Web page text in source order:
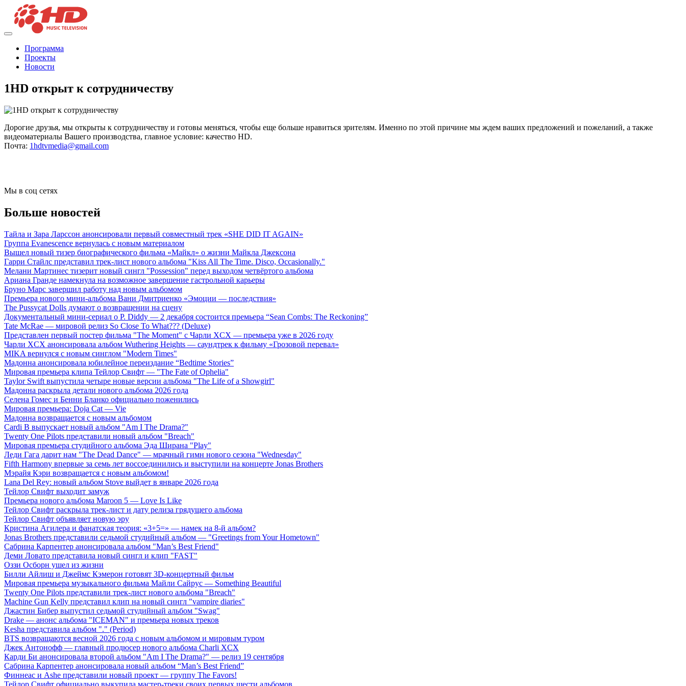
Программа
Проекты
Новости
1HD открыт к сотрудничеству
Дорогие друзья, мы открыты к сотрудничеству и готовы меняться, чтобы еще больше нравиться зрителям. Именно по этой причине мы ждем ваших предложений и пожеланий, а также
видеоматериалы Вашего производства, главное условие: качество HD.
Почта: 1hdtvmedia@gmail.com
Мы в соц сетях
Больше новостей
Тайла и Зара Ларссон анонсировали первый совместный трек «SHE DID IT AGAIN»
Группа Evanescence вернулась с новым материалом
Вышел новый тизер биографического фильма «Майкл» о жизни Майкла Джексона
Гарри Стайлс представил трек-лист нового альбома "Kiss All The Time. Disco, Occasionally."
Мелани Мартинес тизерит новый сингл "Possession" перед выходом четвёртого альбома
Ариана Гранде намекнула на возможное завершение гастрольной карьеры
Бруно Марс завершил работу над новым альбомом
Премьера нового мини-альбома Вани Дмитриенко «Эмоции — последствия»
The Pussycat Dolls думают о возвращении на сцену
Документальный мини-сериал о P. Diddy — 2 декабря состоится премьера “Sean Combs: The Reckoning”
Tate McRae — мировой релиз So Close To What??? (Deluxe)
Представлен первый постер фильма "The Moment" с Чарли XCX — премьера уже в 2026 году
Чарли XCX анонсировала альбом Wuthering Heights — саундтрек к фильму «Грозовой перевал»
MIKA вернулся с новым синглом "Modern Times"
Мадонна анонсировала юбилейное переиздание “Bedtime Stories”
Мировая премьера клипа Тейлор Свифт — "The Fate of Ophelia"
Taylor Swift выпустила четыре новые версии альбома "The Life of a Showgirl"
Мадонна раскрыла детали нового альбома 2026 года
Селена Гомес и Бенни Бланко официально поженились
Мировая премьера: Doja Cat — Vie
Мадонна возвращается с новым альбомом
Cardi B выпускает новый альбом "Am I The Drama?"
Twenty One Pilots представили новый альбом "Breach"
Мировая премьера студийного альбома Эда Ширана "Play"
Леди Гага дарит нам "The Dead Dance" — мрачный гимн нового сезона "Wednesday"
Fifth Harmony впервые за семь лет воссоединились и выступили на концерте Jonas Brothers
Мэрайя Кэри возвращается с новым альбомом!
Lana Del Rey: новый альбом Stove выйдет в январе 2026 года
Тейлор Свифт выходит замуж
Премьера нового альбома Maroon 5 — Love Is Like
Тейлор Свифт раскрыла трек-лист и дату релиза грядущего альбома
Тейлор Свифт объявляет новую эру
Кристина Агилера и фанатская теория: «3+5=» — намек на 8-й альбом?
Jonas Brothers представили седьмой студийный альбом — "Greetings from Your Hometown"
Сабрина Карпентер анонсировала альбом "Man’s Best Friend"
Деми Ловато представила новый сингл и клип "FAST"
Оззи Осборн ушел из жизни
Билли Айлиш и Джеймс Кэмерон готовят 3D-концертный фильм
Мировая премьера музыкального фильма Майли Сайрус — Something Beautiful
Twenty One Pilots представили трек-лист нового альбома "Breach"
Machine Gun Kelly представил клип на новый сингл "vampire diaries"
Джастин Бибер выпустил седьмой студийный альбом "Swag"
Drake — анонс альбома "ICEMAN" и премьера новых треков
Kesha представила альбом "." (Period)
BTS возвращаются весной 2026 года с новым альбомом и мировым туром
Джек Антонофф — главный продюсер нового альбома Charli XCX
Карди Би анонсировала второй альбом "Am I The Drama?" — релиз 19 сентября
Сабрина Карпентер анонсировала новый альбом “Man’s Best Friend”
Финнеас и Ashe представили новый проект — группу The Favors!
Тейлор Свифт официально выкупила мастер-треки своих первых шести альбомов